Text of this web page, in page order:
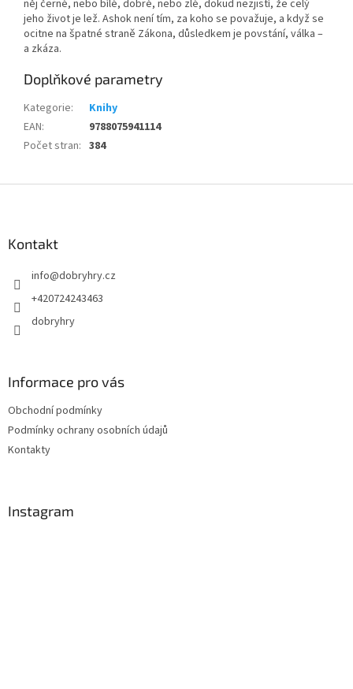
něj černé, nebo bílé, dobré, nebo zlé, dokud nezjistí, že celý
jeho život je lež. Ashok není tím, za koho se považuje, a když se
ocitne na špatné straně Zákona, důsledkem je povstání, válka –
a zkáza.
Doplňkové parametry
Kategorie:
Knihy
EAN:
9788075941114
Počet stran: 384
Kontakt
info@dobryhry.cz
+420724243463
dobryhry
Informace pro vás
Obchodní podmínky
Podmínky ochrany osobních údajů
Kontakty
Instagram